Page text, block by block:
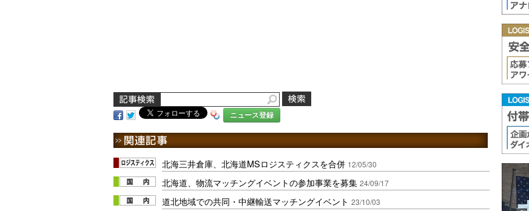
ニュース登録
北海三井倉庫、北海道MSロジスティクスを合併 12/05/30
北海道、物流マッチングイベントの参加事業を募集 24/09/17
道北地域での共同・中継輸送マッチングイベント 23/10/03